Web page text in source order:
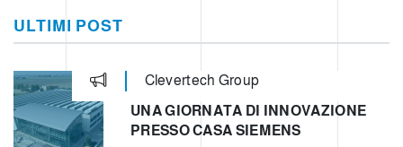
ULTIMI POST
Clevertech Group
UNA GIORNATA DI INNOVAZIONE
PRESSO CASA SIEMENS